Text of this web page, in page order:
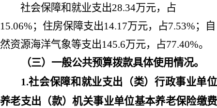
社会保障和就业支出28.34万元，占
15.06%；住房保障支出14.17万元，占7.53%；自
然资源海洋气象等支出145.6万元，占77.40%。
（三）一般公共预算拨款具体使用情况。
1.社会保障和就业支出（类）行政事业单位
养老支出（款）机关事业单位基本养老保险缴费